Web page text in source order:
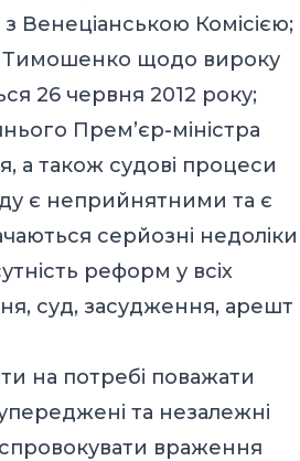
Венеціанською Комісією;
Тимошенко щодо вироку
26 червня 2012 року;
Прем’єр-міністра
а також судові процеси
є неприйнятними та є
серйозні недоліки
реформ у всіх
суд, засудження, арешт
на потребі поважати
та незалежні
враження